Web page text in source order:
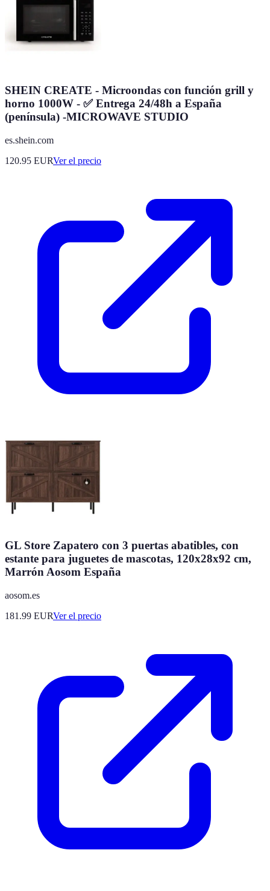
SHEIN CREATE - Microondas con función grill y
horno 1000W - ✅ Entrega 24/48h a España
(península) -MICROWAVE STUDIO
es.shein.com
120.95 EURVer el precio
GL Store Zapatero con 3 puertas abatibles, con
estante para juguetes de mascotas, 120x28x92 cm,
Marrón Aosom España
aosom.es
181.99 EURVer el precio